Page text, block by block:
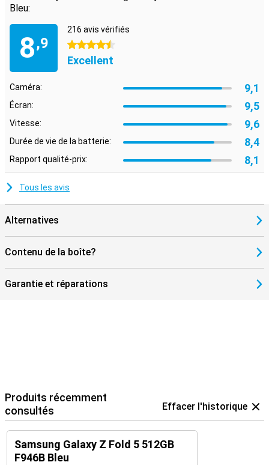
Bleu:
8,9
216 avis vérifiés
4.5 étoiles
Excellent
Caméra: 9,1
Écran: 9,5
Vitesse: 9,6
Durée de vie de la batterie: 8,4
Rapport qualité-prix: 8,1
Tous les avis
Alternatives
Contenu de la boîte?
Garantie et réparations
Produits récemment
consultés
Effacer l'historique
Samsung Galaxy Z Fold 5 512GB
F946B Bleu